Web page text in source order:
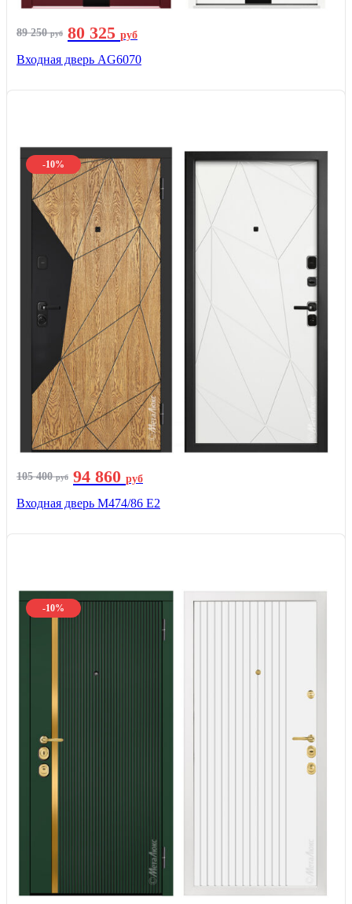
89 250руб 80 325 руб
Входная дверь AG6070
-10%
105 400руб 94 860 руб
Входная дверь М474/86 Е2
-10%